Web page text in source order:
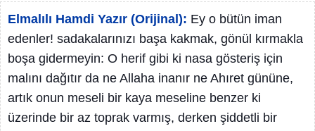
Elmalılı Hamdi Yazır (Orijinal): Ey o bütün iman
edenler! sadakalarınızı başa kakmak, gönül kırmakla
boşa gidermeyin: O herif gibi ki nasa gösteriş için
malını dağıtır da ne Allaha inanır ne Ahıret gününe,
artık onun meseli bir kaya meseline benzer ki
üzerinde bir az toprak varmış, derken şiddetli bir